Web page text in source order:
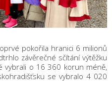
pokořila hranici 6 milionů
závěrečné sčítání výtěžku
vybrali o 16 360 korun méně,
se vybralo 4 020